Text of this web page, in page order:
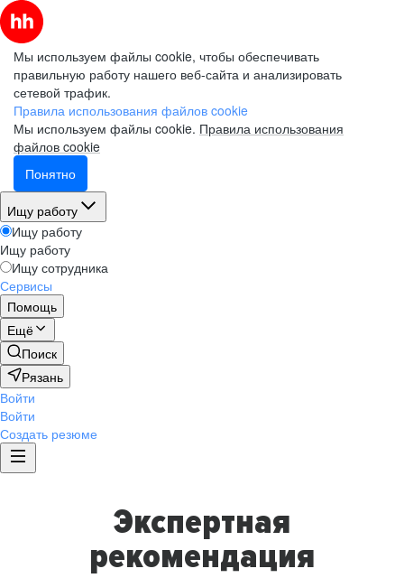
Мы используем файлы cookie, чтобы обеспечивать
правильную работу нашего веб-сайта и анализировать
сетевой трафик.
Правила использования файлов cookie
Мы используем файлы cookie. Правила использования
файлов cookie
Понятно
Ищу работу
Ищу работу
Ищу работу
Ищу сотрудника
Сервисы
Помощь
Ещё
Поиск
Рязань
Войти
Войти
Создать резюме
Экспертная
рекомендация